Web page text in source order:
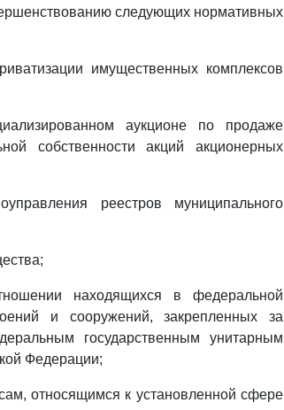
следующих нормативных
имущественных комплексов
аукционе по продаже
собственности акций акционерных
реестров муниципального
находящихся в федеральной
и сооружений, закрепленных за
государственным унитарным
Федерации;
относящимся к установленной сфере